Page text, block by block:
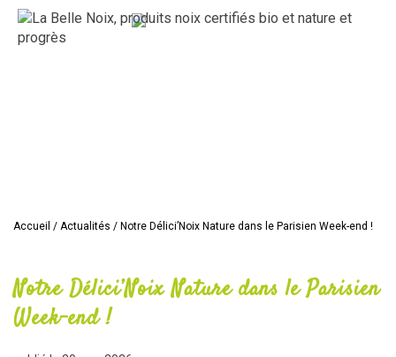
Accueil / Actualités / Notre Délici’Noix Nature dans le Parisien Week-end !
Notre Délici’Noix Nature dans le Parisien
Week-end !